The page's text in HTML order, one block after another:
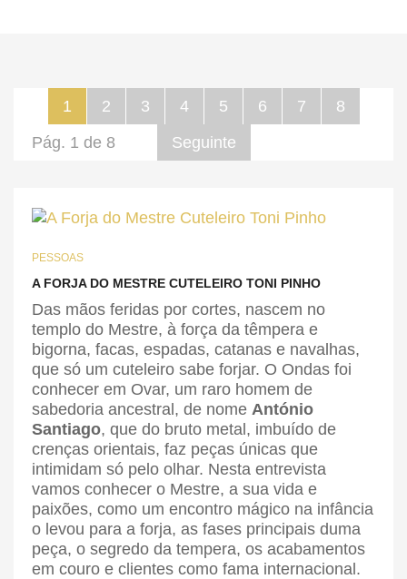
1 2 3 4 5 6 7
8
Seguinte
Pág. 1 de 8
PESSOAS
A FORJA DO MESTRE CUTELEIRO TONI PINHO
Das mãos feridas por cortes, nascem no
templo do Mestre, à força da têmpera e
bigorna, facas, espadas, catanas e navalhas,
que só um cuteleiro sabe forjar. O Ondas foi
conhecer em Ovar, um raro homem de
sabedoria ancestral, de nome António
Santiago, que do bruto metal, imbuído de
crenças orientais, faz peças únicas que
intimidam só pelo olhar. Nesta entrevista
vamos conhecer o Mestre, a sua vida e
paixões, como um encontro mágico na infância
o levou para a forja, as fases principais duma
peça, o segredo da tempera, os acabamentos
em couro e clientes como fama internacional.